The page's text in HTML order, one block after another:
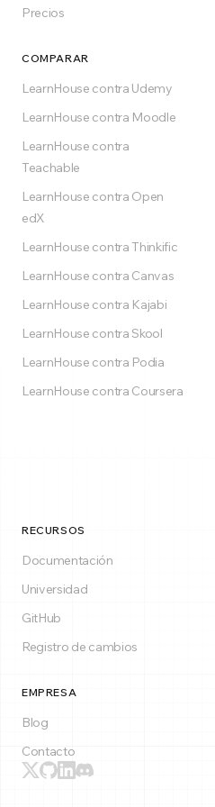
Precios
COMPARAR
LearnHouse contra Udemy
LearnHouse contra Moodle
LearnHouse contra
Teachable
LearnHouse contra Open
edX
LearnHouse contra Thinkific
LearnHouse contra Canvas
LearnHouse contra Kajabi
LearnHouse contra Skool
LearnHouse contra Podia
LearnHouse contra Coursera
RECURSOS
Documentación
Universidad
GitHub
Registro de cambios
EMPRESA
Blog
Contacto